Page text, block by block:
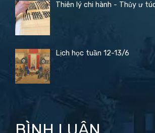
Thiên lý chi hành - Thủy ư
Lịch học tuần 12-13/6